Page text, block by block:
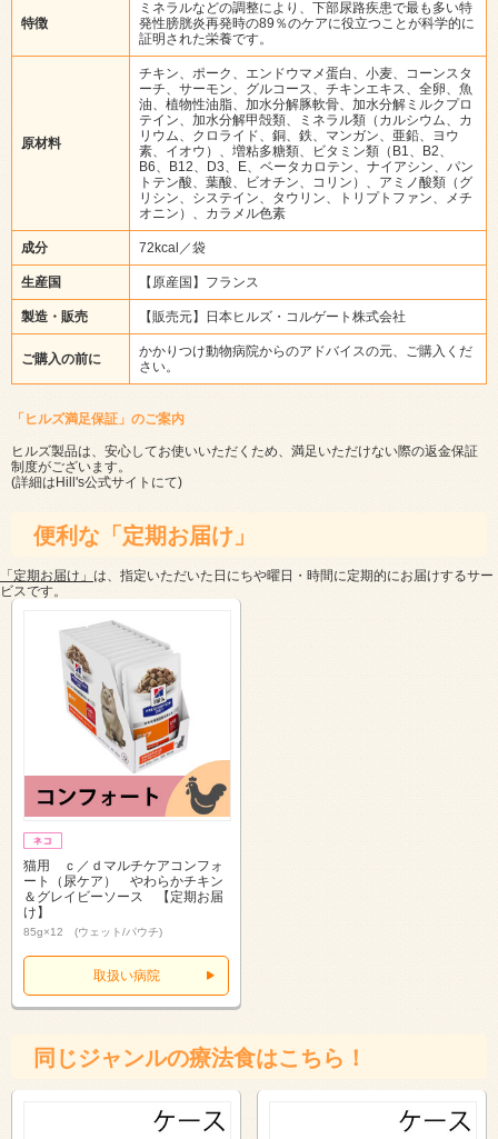
特徴
ミネラルなどの調整により、下部尿路疾患で最も多い特
発性膀胱炎再発時の89％のケアに役立つことが科学的に
証明された栄養です。
原材料
チキン、ポーク、エンドウマメ蛋白、小麦、コーンスタ
ーチ、サーモン、グルコース、チキンエキス、全卵、魚
油、植物性油脂、加水分解豚軟骨、加水分解ミルクプロ
テイン、加水分解甲殻類、ミネラル類（カルシウム、カ
リウム、クロライド、銅、鉄、マンガン、亜鉛、ヨウ
素、イオウ）、増粘多糖類、ビタミン類（B1、B2、
B6、B12、D3、E、ベータカロテン、ナイアシン、パン
トテン酸、葉酸、ビオチン、コリン）、アミノ酸類（グ
リシン、システイン、タウリン、トリプトファン、メチ
オニン）、カラメル色素
成分 72kcal／袋
生産国 【原産国】フランス
製造・販売 【販売元】日本ヒルズ・コルゲート株式会社
ご購入の前に
かかりつけ動物病院からのアドバイスの元、ご購入くだ
さい。
「ヒルズ満足保証」のご案内
ヒルズ製品は、安心してお使いいただくため、満足いただけない際の返金保証
制度がございます。
(詳細はHill's公式サイト にて)
便利な「定期お届け」
「定期お届け」 は、指定いただいた日にちや曜日・時間に定期的にお届けするサー
ビスです。
猫用 ｃ／ｄマルチケアコンフォ
ート（尿ケア） やわらかチキン
＆グレイビーソース 【定期お届
け】
85g×12 (ウェット/パウチ)
取扱い病院
同じジャンルの療法食はこちら！